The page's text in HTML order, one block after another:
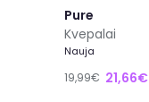
Pure
Kvepalai
Nauja
19,99€ 21,66€